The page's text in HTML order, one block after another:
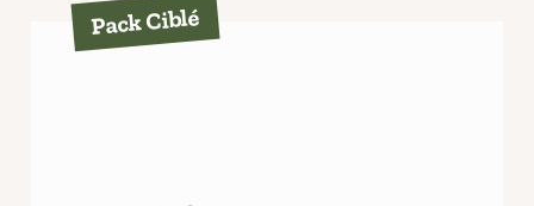
Pack Ciblé